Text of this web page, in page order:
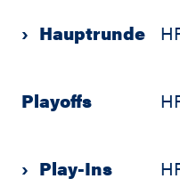
› Hauptrunde
Playoffs
› Play-Ins